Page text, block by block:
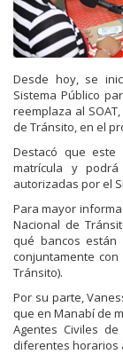
Desde hoy, se
Sistema Público
reemplaza al
de Tránsito, en el
Destacó que
matrícula y
autorizadas por el
Para mayor
Nacional de
qué bancos
conjuntamente
Tránsito).
Por su parte,
que en Manabí de
Agentes Civiles
diferentes horarios